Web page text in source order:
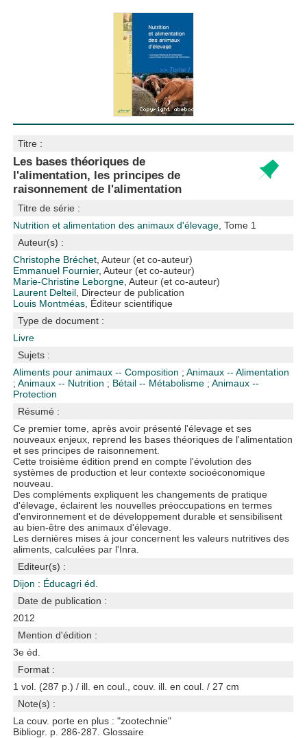
Titre :
Les bases théoriques de
l'alimentation, les principes de
raisonnement de l'alimentation
Titre de série :
Nutrition et alimentation des animaux d'élevage , Tome 1
Auteur(s) :
Christophe Bréchet , Auteur (et co-auteur)
Emmanuel Fournier, Auteur (et co-auteur)
Marie-Christine Leborgne , Auteur (et co-auteur)
Laurent Delteil , Directeur de publication
Louis Montméas , Éditeur scientifique
Type de document :
Livre
Sujets :
Aliments pour animaux -- Composition ;Animaux -- Alimentation
;Animaux -- Nutrition ; Bétail -- Métabolisme ;Animaux --
Protection
Résumé :
Ce premier tome, après avoir présenté l'élevage et ses
nouveaux enjeux, reprend les bases théoriques de l'alimentation
et ses principes de raisonnement.
Cette troisième édition prend en compte l'évolution des
systèmes de production et leur contexte socioéconomique
nouveau.
Des compléments expliquent les changements de pratique
d'élevage, éclairent les nouvelles préoccupations en termes
d'environnement et de développement durable et sensibilisent
au bien-être des animaux d'élevage.
Les dernières mises à jour concernent les valeurs nutritives des
aliments, calculées par l'Inra.
Editeur(s) :
Dijon : Éducagri éd.
Date de publication :
2012
Mention d'édition :
3e éd.
Format :
1 vol. (287 p.) / ill. en coul., couv. ill. en coul. / 27 cm
Note(s) :
La couv. porte en plus : "zootechnie"
Bibliogr. p. 286-287. Glossaire